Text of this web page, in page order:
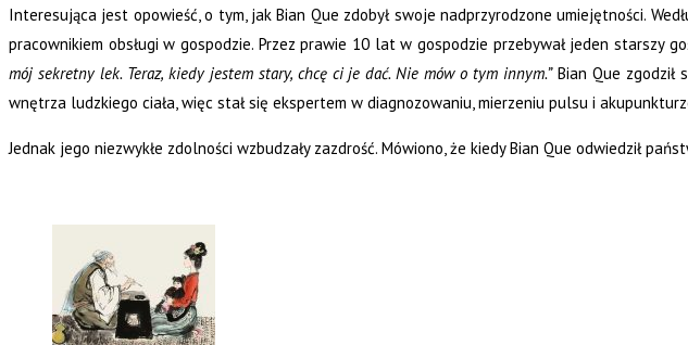
Interesująca jest opowieść, o tym, jak Bian Que zdobył swoje nadprzyrodzone umiejętności.
pracownikiem obsługi w gospodzie. Przez prawie 10 lat w gospodzie przebywał jeden starszy
mój sekretny lek. Teraz, kiedy jestem stary, chcę ci je dać. Nie mów o tym innym.”Bian Que zgodził
wnętrza ludzkiego ciała, więc stał się ekspertem w diagnozowaniu, mierzeniu pulsu i
Jednak jego niezwykłe zdolności wzbudzały zazdrość. Mówiono, że kiedy Bian Que odwiedził